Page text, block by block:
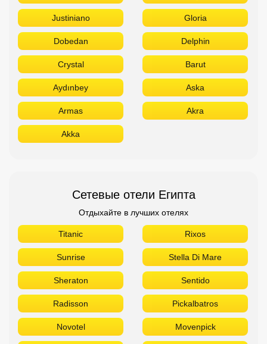
Justiniano Gloria
Dobedan Delphin
Crystal Barut
Aydınbey Aska
Armas Akra
Akka
Сетевые отели Египта
Отдыхайте в лучших отелях
Titanic Rixos
Sunrise Stella Di Mare
Sheraton Sentido
Radisson Pickalbatros
Novotel Movenpick